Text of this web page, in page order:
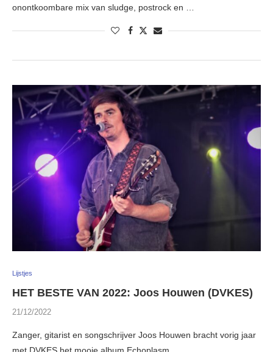
onontkoombare mix van sludge, postrock en …
Lijstjes
HET BESTE VAN 2022: Joos Houwen (DVKES)
21/12/2022
Zanger, gitarist en songschrijver Joos Houwen bracht vorig jaar